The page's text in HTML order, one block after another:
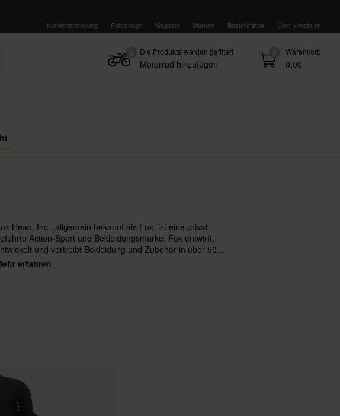
Kundenbetreuung Fahrzeuge Magazin Marken Bestellstatus Über xlmoto.ch
0 Warenkorb
0,00
Die Produkte werden gefiltert
Motorrad hinzufügen
Head, Inc., allgemein bekannt als Fox, ist eine privat
Action-Sport und Bekleidungsmarke. Fox entwirft,
und vertreibt Bekleidung und Zubehör in über 50
wobei der Schwerpunkt auf Motocross liegt.
erfahren